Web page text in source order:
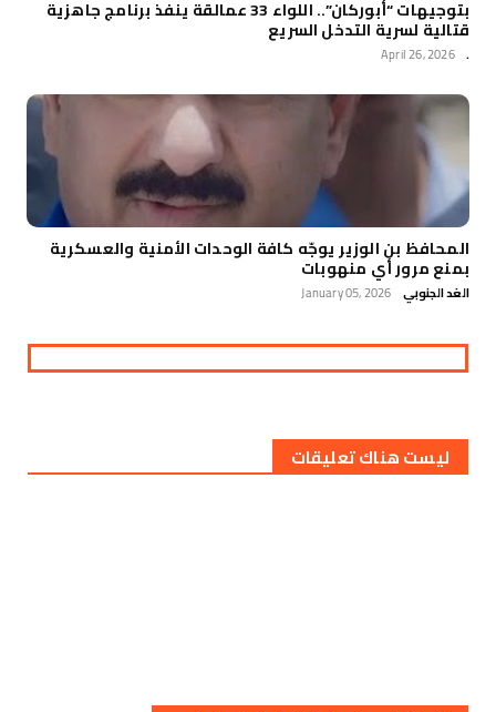
بتوجيهات “أبوركان”.. اللواء 33 عمالقة ينفذ برنامج جاهزية
قتالية لسرية التدخل السريع
.
April 26, 2026
المحافظ بن الوزير يوجّه كافة الوحدات الأمنية والعسكرية
بمنع مرور أي منهوبات
الغد الجنوبي January 05, 2026
ليست هناك تعليقات